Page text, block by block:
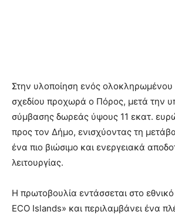
Στην υλοποίηση ενός ολοκληρωμένου
σχεδίου προχωρά ο Πόρος, μετά την
σύμβασης δωρεάς ύψους 11 εκατ.
προς τον Δήμο, ενισχύοντας τη
ένα πιο βιώσιμο και ενεργειακά
λειτουργίας.
Η πρωτοβουλία εντάσσεται στο
ECO Islands» και περιλαμβάνει ένα